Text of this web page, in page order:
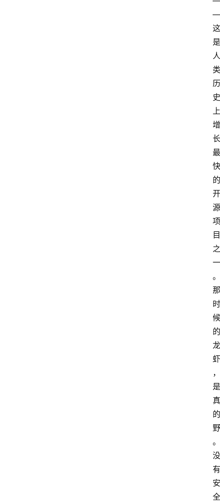
—
这
是
人
类
历
史
上
增
长
最
快
的
开
源
项
目
之
一
。
那
时
候
的
龙
虾
，
是
真
的
野
。
没
有
安
全